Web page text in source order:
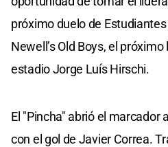
próximo duelo de
Newell’s Old Boys, el
estadio Jorge Luís Hirschi.
El "Pincha" abrió el marcador
con el gol de Javier Correa.